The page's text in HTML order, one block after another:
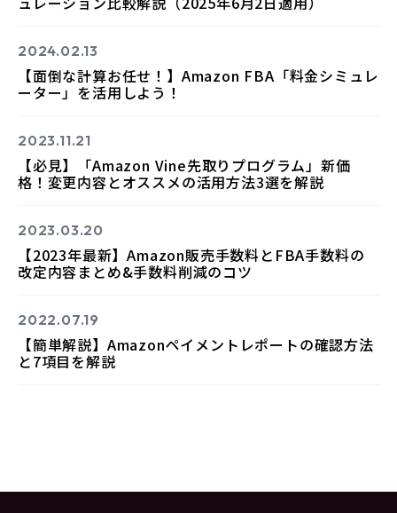
2024.02.13
【面倒な計算お任せ！】Amazon FBA「料金シミュレ
ーター」を活用しよう！
2023.11.21
【必見】「Amazon Vine先取りプログラム」新価
格！変更内容とオススメの活用方法3選を解説
2023.03.20
【2023年最新】Amazon販売手数料とFBA手数料の
改定内容まとめ&手数料削減のコツ
2022.07.19
【簡単解説】Amazonペイメントレポートの確認方法
と7項目を解説